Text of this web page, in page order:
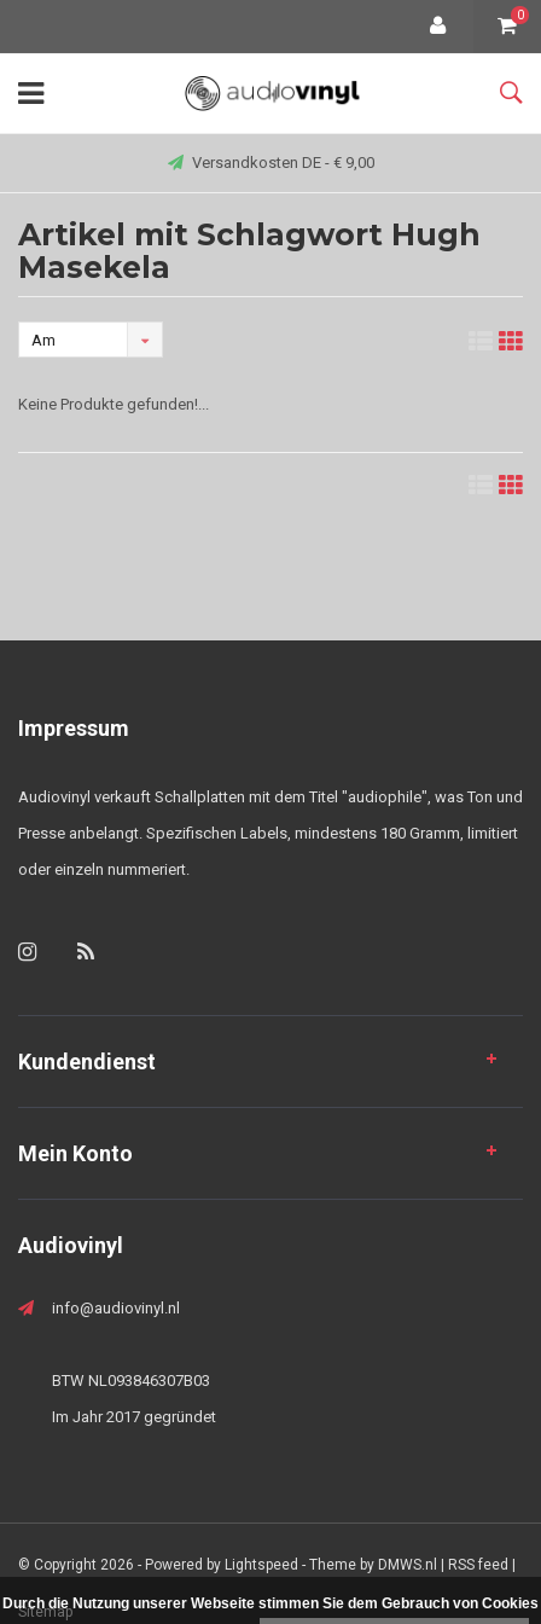
0
Versandkosten DE - € 9,00
Artikel mit Schlagwort Hugh
Masekela
Am
angesehen
Keine Produkte gefunden!...
Impressum
Audiovinyl verkauft Schallplatten mit dem Titel "audiophile", was Ton und
Presse anbelangt. Spezifischen Labels, mindestens 180 Gramm, limitiert
oder einzeln nummeriert.
Kundendienst
Mein Konto
Audiovinyl
info@audiovinyl.nl
BTW NL093846307B03
Im Jahr 2017 gegründet
© Copyright 2026 - Powered by Lightspeed - Theme by DMWS.nl RSS feed
Sitemap
Durch die Nutzung unserer Webseite stimmen Sie dem Gebrauch von Cookies